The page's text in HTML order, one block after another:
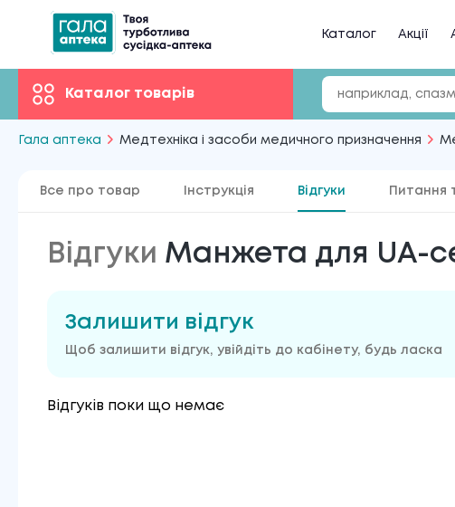
Каталог Акції
Каталог товарів
Гала аптека Медтехніка і засоби медичного призначення
Все про товар Інструкція Відгуки Питання
Відгуки Манжета для UA-
Залишити відгук
Щоб залишити відгук, увійдіть до кабінету, будь ласка
Відгуків поки що немає